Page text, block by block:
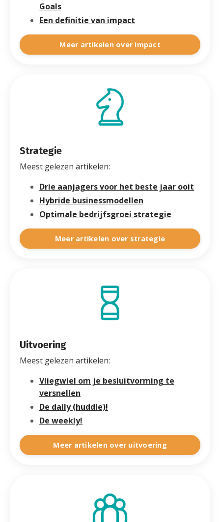
Goals
Een definitie van impact
Meer artikelen over impact
Strategie
Meest gelezen artikelen:
Drie aanjagers voor het beste jaar ooit
Hybride businessmodellen
Optimale bedrijfsgroei strategie
Meer artikelen over strategie
Uitvoering
Meest gelezen artikelen:
Vliegwiel om je besluitvorming te
versnellen
De daily (huddle)!
De weekly!
Meer artikelen over uitvoering